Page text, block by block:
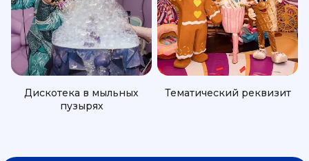
Дискотека в мыльных
пузырях
Тематический реквизит